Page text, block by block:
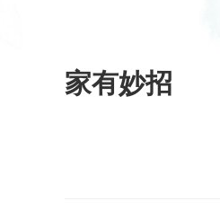
家有妙招